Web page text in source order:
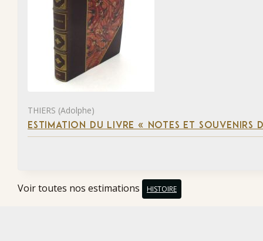
THIERS (Adolphe)
ESTIMATION DU LIVRE « NOTES ET SOUVENIRS
Voir toutes nos estimations HISTOIRE